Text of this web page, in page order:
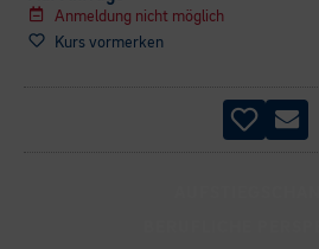
Anmeldung nicht möglich
Kurs vormerken